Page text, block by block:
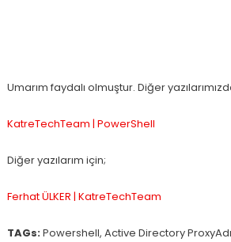
Umarım faydalı olmuştur. Diğer
KatreTechTeam | PowerShell
Diğer yazılarım için;
Ferhat ÜLKER | KatreTechTeam
TAGs:Powershell, Active Directory